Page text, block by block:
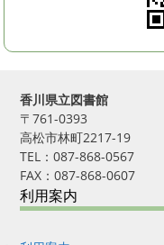
香川県立図書館
〒761-0393
高松市林町2217-19
TEL：087-868-0567
FAX：087-868-0607
利用案内